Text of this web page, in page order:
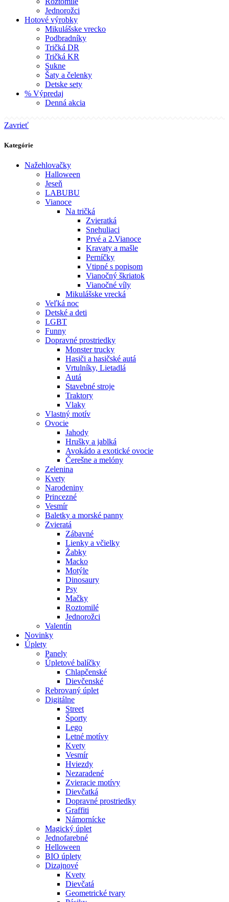
Jednorožci
Hotové výrobky
Mikulášske vrecko
Podbradníky
Tričká DR
Tričká KR
Sukne
Šaty a čelenky
Detske sety
% Výpredaj
Denná akcia
Zavrieť
Kategórie
Nažehlovačky
Halloween
Jeseň
LABUBU
Vianoce
Na tričká
Zvieratká
Snehuliaci
Prvé a 2.Vianoce
Kravaty a mašle
Perníčky
Vtipné s popisom
Vianočný škriatok
Vianočné víly
Mikulášske vrecká
Veľká noc
Detské a deti
LGBT
Funny
Dopravné prostriedky
Monster trucky
Hasiči a hasičské autá
Vrtulníky, Lietadlá
Autá
Stavebné stroje
Traktory
Vlaky
Vlastný motív
Ovocie
Jahody
Hrušky a jablká
Avokádo a exotické ovocie
Čerešne a melóny
Zelenina
Kvety
Narodeniny
Princezné
Vesmír
Baletky a morské panny
Zvieratá
Zábavné
Lienky a včielky
Žabky
Macko
Motýle
Dinosaury
Psy
Mačky
Roztomilé
Jednorožci
Valentín
Novinky
Úplety
Panely
Úpletové balíčky
Chlapčenské
Dievčenské
Rebrovaný úplet
Digitálne
Street
Športy
Lego
Letné motívy
Kvety
Vesmír
Hviezdy
Nezaradené
Zvieracie motívy
Dievčatká
Dopravné prostriedky
Graffiti
Námornícke
Magický úplet
Jednofarebné
Helloween
BIO úplety
Dizajnové
Kvety
Dievčatá
Geometrické tvary